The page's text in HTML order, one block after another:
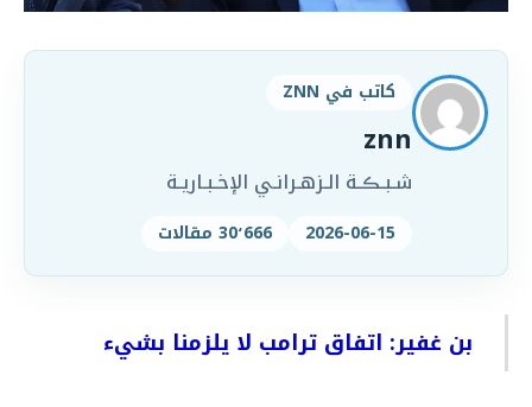
كاتب في ZNN
znn
شـبـڪـة الـزهـرانـي الإخـبـاريـة
2026-06-15 30٬666 مقالات
بن غفير: اتفاق ترامب لا يلزمنا بشيء